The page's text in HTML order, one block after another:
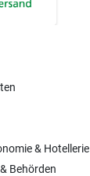
& Hotellerie
Behörden